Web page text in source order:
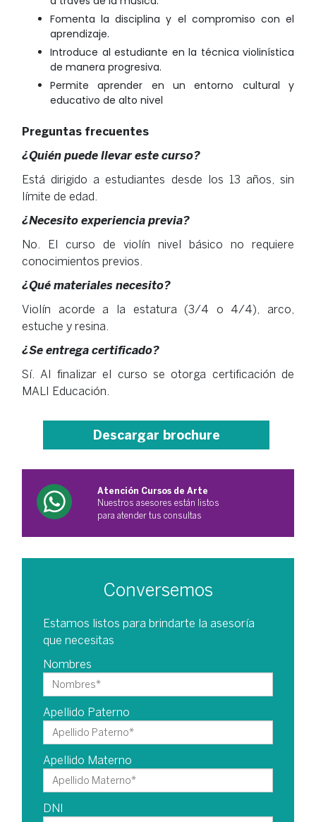
Fomenta la disciplina y el compromiso con el
aprendizaje.
Introduce al estudiante en la técnica violinística
de manera progresiva.
Permite aprender en un entorno cultural y
educativo de alto nivel
Preguntas frecuentes
¿Quién puede llevar este curso?
Está dirigido a estudiantes desde los 13 años, sin
límite de edad.
¿Necesito experiencia previa?
No. El curso de violín nivel básico no requiere
conocimientos previos.
¿Qué materiales necesito?
Violín acorde a la estatura (3/4 o 4/4), arco,
estuche y resina.
¿Se entrega certificado?
Sí. Al finalizar el curso se otorga certificación de
MALI Educación.
Descargar brochure
Atención Cursos de Arte
Nuestros asesores están listos
para atender tus consultas
Conversemos
Estamos listos para brindarte la asesoría
que necesitas
Nombres
Apellido Paterno
Apellido Materno
DNI